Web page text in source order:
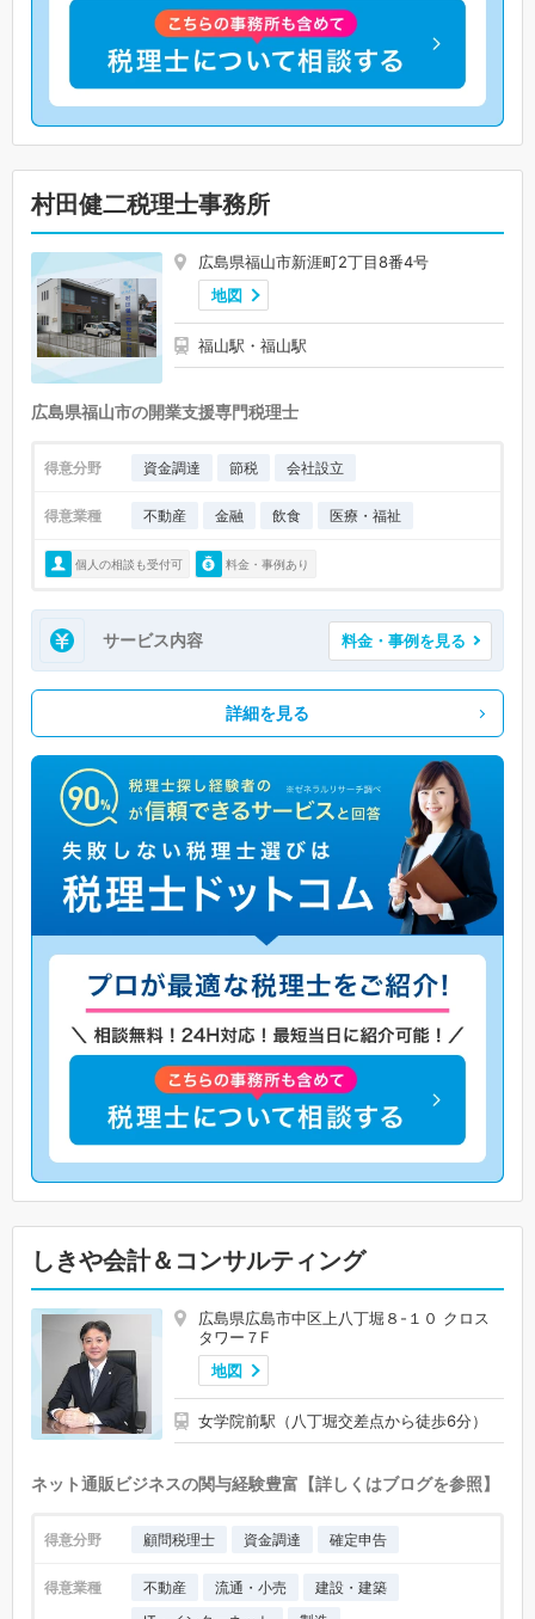
村田健二税理士事務所
広島県福山市新涯町2丁目8番4号
地図
福山駅・福山駅
広島県福山市の開業支援専門税理士
得意分野 資金調達 節税 会社設立
得意業種 不動産 金融 飲食 医療・福祉
個人の相談も受付可 料金・事例あり
サービス内容 料金・事例を見る
詳細を見る
しきや会計＆コンサルティング
広島県広島市中区上八丁堀８-１０ クロス
タワー７F
地図
女学院前駅（八丁堀交差点から徒歩6分）
ネット通販ビジネスの関与経験豊富【詳しくはブログを参照】
得意分野 顧問税理士 資金調達 確定申告
得意業種 不動産 流通・小売
建設・建築